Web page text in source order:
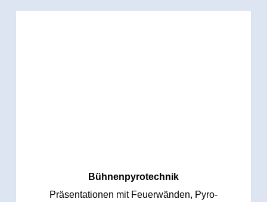
Bühnenpyrotechnik
Präsentationen mit Feuerwänden, Pyro-